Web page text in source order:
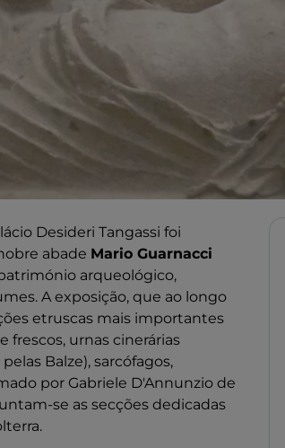
Desideri Tangassi foi
abade Mario Guarnacci
arqueológico,
A exposição, que ao longo
etruscas mais importantes
frescos, urnas cinerárias
Balze), sarcófagos,
por Gabriele D'Annunzio de
se as secções dedicadas